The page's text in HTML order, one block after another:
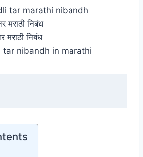
tar marathi nibandh
मराठी निबंध
मराठी निबंध
tar nibandh in marathi